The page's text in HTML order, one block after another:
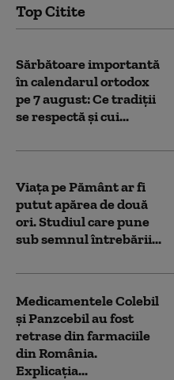
Top Citite
Sărbătoare importantă
în calendarul ortodox
pe 7 august: Ce tradiții
se respectă și cui...
Viața pe Pământ ar fi
putut apărea de două
ori. Studiul care pune
sub semnul întrebării...
Medicamentele Colebil
și Panzcebil au fost
retrase din farmaciile
din România.
Explicația...